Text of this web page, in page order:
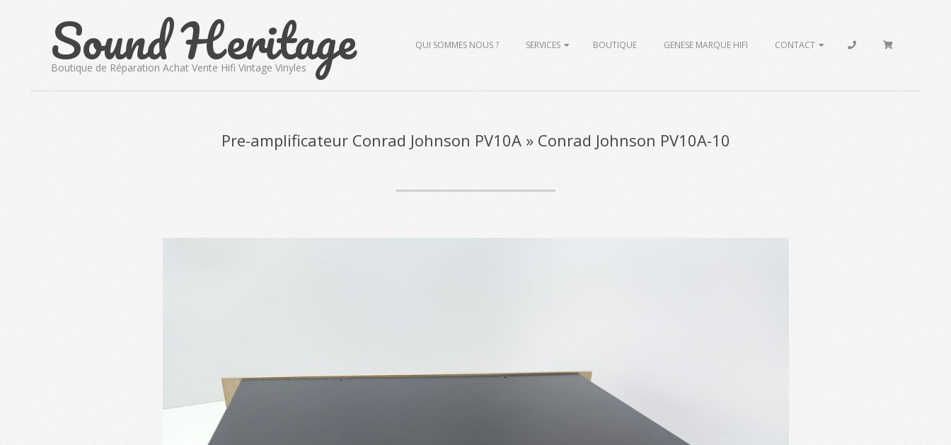
Sound Heritage
Boutique de Réparation Achat Vente Hifi Vintage Vinyles
PrimaryQUI SOMMES NOUS ? SERVICES BOUTIQUE GENESE MARQUE HIFI CONTACT
Pre-amplificateur Conrad Johnson PV10A » Conrad Johnson PV10A-10